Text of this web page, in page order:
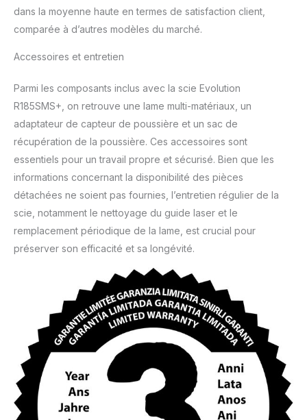
dans la moyenne haute en termes de satisfaction client,
comparée à d’autres modèles du marché.
Accessoires et entretien
Parmi les composants inclus avec la scie Evolution
R185SMS+, on retrouve une lame multi-matériaux, un
adaptateur de capteur de poussière et un sac de
récupération de la poussière. Ces accessoires sont
essentiels pour un travail propre et sécurisé. Bien que les
informations concernant la disponibilité des pièces
détachées ne soient pas fournies, l’entretien régulier de la
scie, notamment le nettoyage du guide laser et le
remplacement périodique de la lame, est crucial pour
préserver son efficacité et sa longévité.